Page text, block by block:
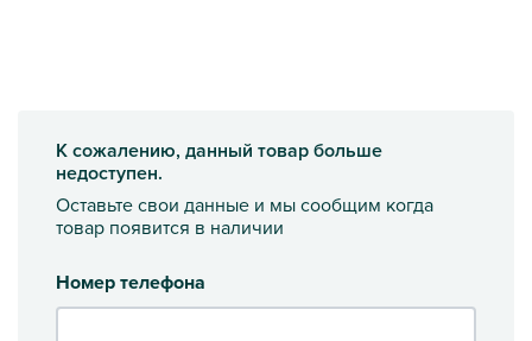
К сожалению, данный товар больше
недоступен.
Оставьте свои данные и мы сообщим когда
товар появится в наличии
Номер телефона